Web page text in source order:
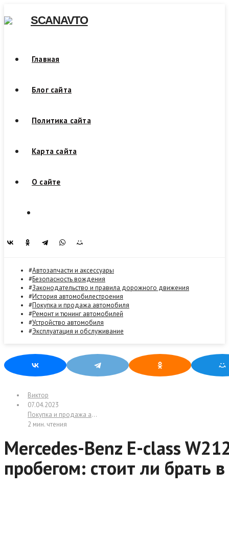
to
SCANAVTO
Главная
Блог сайта
Политика сайта
Карта сайта
О сайте
Автозапчасти и аксессуары
Безопасность вождения
Законодательство и правила дорожного движения
История автомобилестроения
Покупка и продажа автомобиля
Ремонт и тюнинг автомобилей
Устройство автомобиля
Эксплуатация и обслуживание
Виктор
07.04.2023
Покупка и продажа автомобиля
2 мин. чтения
Mercedes-Benz E-class W212 с
пробегом: стоит ли брать